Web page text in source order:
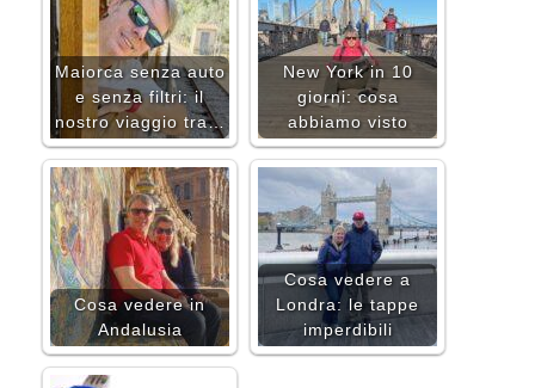
Maiorca senza auto
e senza filtri: il
nostro viaggio tra…
New York in 10
giorni: cosa
abbiamo visto
Cosa vedere in
Andalusia
Cosa vedere a
Londra: le tappe
imperdibili